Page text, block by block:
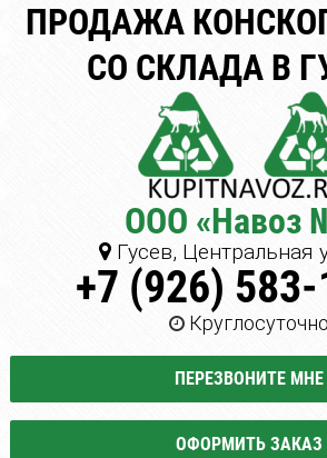
ПРОДАЖА
СО СКЛАДА В
ООО «Навоз
Гусев, Центральная
+7 (926)
Круглосуточно
ПЕРЕЗВОНИТЕ МНЕ
ОФОРМИТЬ ЗАКАЗ